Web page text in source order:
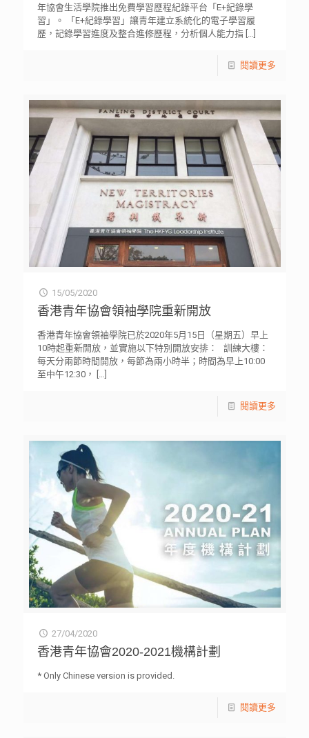
年協會生活學院推出免費學習歷程紀錄平台「E+紀錄學
習」。 「E+紀錄學習」讓青年建立系統化的電子學習履
歷，記錄學習進度及整合進修歷程，分析個人能力指[…]
閱讀更多
15/05/2020
香港青年協會領袖學院重新開放
香港青年協會領袖學院已於2020年5月15日（星期五）早上
10時起重新開放，並實施以下特別開放安排： 訓練大樓：
每天分兩節時間開放，每節為兩小時半；時間為早上10:00
至中午12:30，
[…]
閱讀更多
27/04/2020
香港青年協會2020-2021機構計劃
* Only Chinese version is provided.
閱讀更多